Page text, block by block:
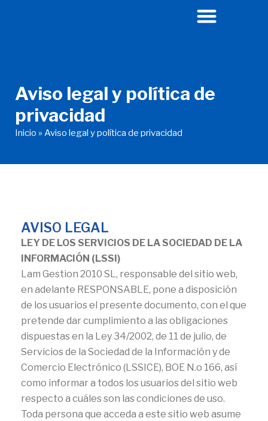
Aviso legal y política de
privacidad
Inicio » Aviso legal y política de privacidad
AVISO LEGAL
LEY DE LOS SERVICIOS DE LA SOCIEDAD DE LA
INFORMACIÓN (LSSI)
Lam Gestion 2010 SL, responsable del sitio web,
en adelante RESPONSABLE, pone a disposición
de los usuarios el presente documento, con el que
pretende dar cumplimiento a las obligaciones
dispuestas en la Ley 34/2002, de 11 de julio, de
Servicios de la Sociedad de la Información y de
Comercio Electrónico (LSSICE), BOE N.o 166, así
como informar a todos los usuarios del sitio web
respecto a cuáles son las condiciones de uso.
Toda persona que acceda a este sitio web asume